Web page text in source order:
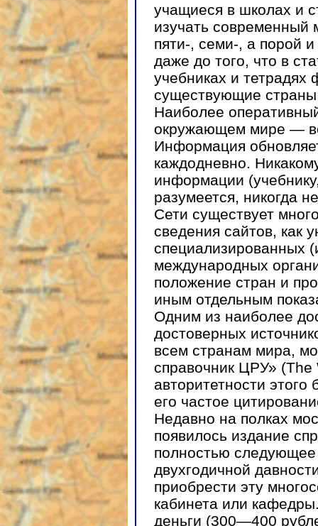
учащиеся в школах и
изучать современный
пяти-, семи-, а порой
даже до того, что в
учебниках и
существующие
Наиболее
окружающем мире —
Информация
каждодневно.
информации
разумеется, никогда
Сети существует
сведения сайтов, как
специализированных
международных
положение стран и
иным отдельным
Одним из наиболее
достоверных
всем странам мира,
справочник ЦРУ»
авторитетности этого
его частое
Недавно на полках
появилось издание
полностью следующее
двухгодичной
приобрести эту
кабинета или
деньги (300—400